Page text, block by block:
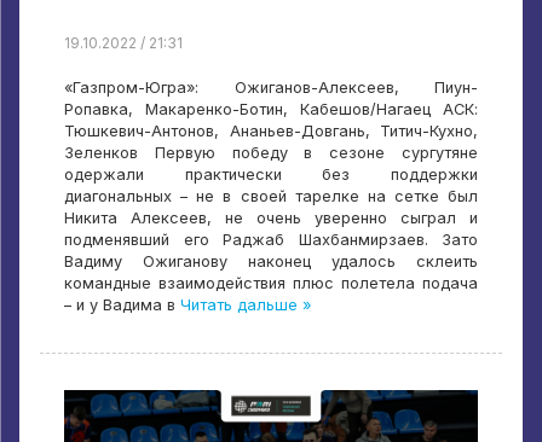
19.10.2022 / 21:31
«Газпром-Югра»: Ожиганов-Алексеев, Пиун-
Ропавка, Макаренко-Ботин, Кабешов/Нагаец АСК:
Тюшкевич-Антонов, Ананьев-Довгань, Титич-Кухно,
Зеленков Первую победу в сезоне сургутяне
одержали практически без поддержки
диагональных – не в своей тарелке на сетке был
Никита Алексеев, не очень уверенно сыграл и
подменявший его Раджаб Шахбанмирзаев. Зато
Вадиму Ожиганову наконец удалось склеить
командные взаимодействия плюс полетела подача
– и у Вадима в Читать дальше »